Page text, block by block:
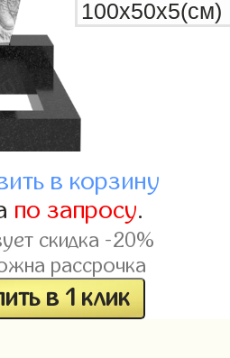
в корзину
по запросу.
скидка -20%
рассрочка
в 1 клик